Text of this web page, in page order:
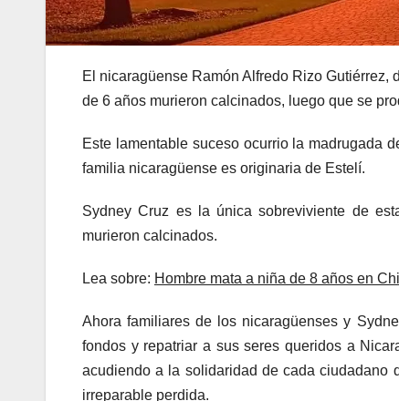
El nicaragüense Ramón Alfredo Rizo
de 6 años murieron calcinados, luego que se
Este lamentable suceso ocurrio la madrugada
familia nicaragüense es originaria de Estelí.
Sydney Cruz es la única sobreviviente de
murieron calcinados.
Lea sobre: Hombre mata a niña de 8 años en
Ahora familiares de los nicaragüenses y
fondos y repatriar a sus seres queridos a
acudiendo a la solidaridad de cada ciudadano
irreparable perdida.